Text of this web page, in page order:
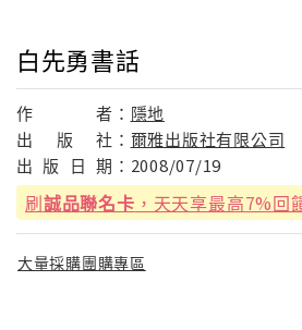
白先勇書話
作 者： 隱地
出
版 社： 爾雅出版社有限公司
出 版 日 期： 2008/07/19
刷誠品聯名卡 ，天天享最高7%回
大量採購團購專區